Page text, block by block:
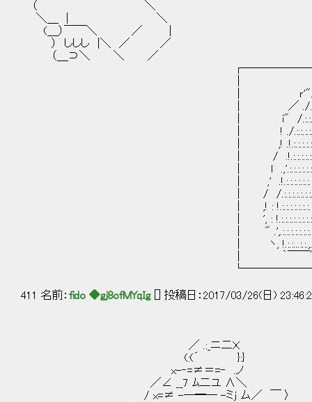
（ ＼
＼＿ | ＼
(＿）￣￣＼ ／ |
） ししし |＼ ／ ／
（＿⊃＼ ＼ ／
│ ｒ'"../.:.:.:.:.:Yﾞ
│ ／ ./
│ i" /
│ ! ./
│ ,!
│ /
│ ｌ
│ ,'
│ / /
│ ,! :
│ ', :
│ "
│ ヽ,
411 名前： fido ◆gj8ofMYqIg [] 投稿日：2017/03/26(日)
／ .:_ニ二Ｘ
(:(´ }:}
x-‐=≠＝=‐ .ノ
／∠ __7 ﾑ二ユ ∧＼
/ x=≠ -─━─ -ミj ム／ ￣ 〉